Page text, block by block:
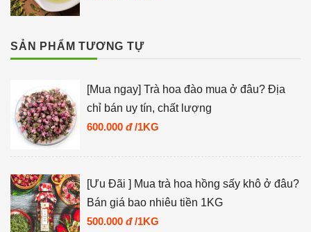
SẢN PHẨM TƯƠNG TỰ
[Mua ngay] Trà hoa đào mua ở đâu? Địa
chỉ bán uy tín, chất lượng
600.000 đ /1KG
[Ưu Đãi ] Mua trà hoa hồng sấy khô ở đâu?
Bán giá bao nhiêu tiền 1KG
500.000 đ /1KG